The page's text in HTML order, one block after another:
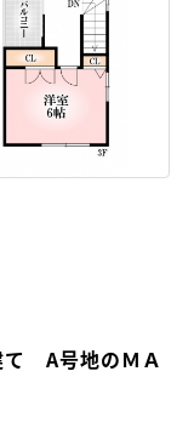
て A号地のＭＡ